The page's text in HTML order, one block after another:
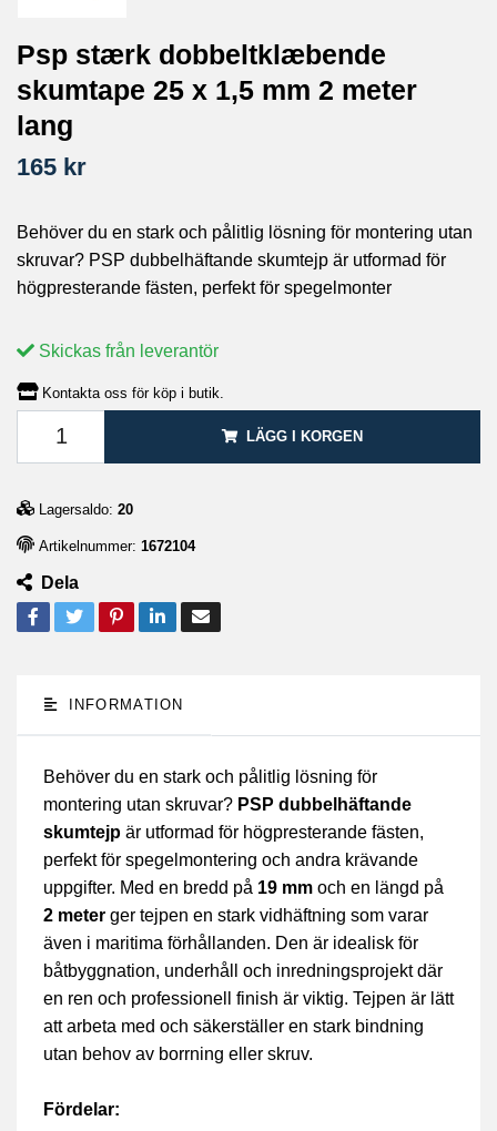
Psp stærk dobbeltklæbende
skumtape 25 x 1,5 mm 2 meter
lang
165 kr
Behöver du en stark och pålitlig lösning för montering utan
skruvar? PSP dubbelhäftande skumtejp är utformad för
högpresterande fästen, perfekt för spegelmonter
Skickas från leverantör
Kontakta oss för köp i butik.
LÄGG I KORGEN
Lagersaldo: 20
Artikelnummer: 1672104
Dela
INFORMATION
Behöver du en stark och pålitlig lösning för
montering utan skruvar? PSP dubbelhäftande
skumtejp är utformad för högpresterande fästen,
perfekt för spegelmontering och andra krävande
uppgifter. Med en bredd på 19 mm och en längd på
2 meter ger tejpen en stark vidhäftning som varar
även i maritima förhållanden. Den är idealisk för
båtbyggnation, underhåll och inredningsprojekt där
en ren och professionell finish är viktig. Tejpen är lätt
att arbeta med och säkerställer en stark bindning
utan behov av borrning eller skruv.
Fördelar: